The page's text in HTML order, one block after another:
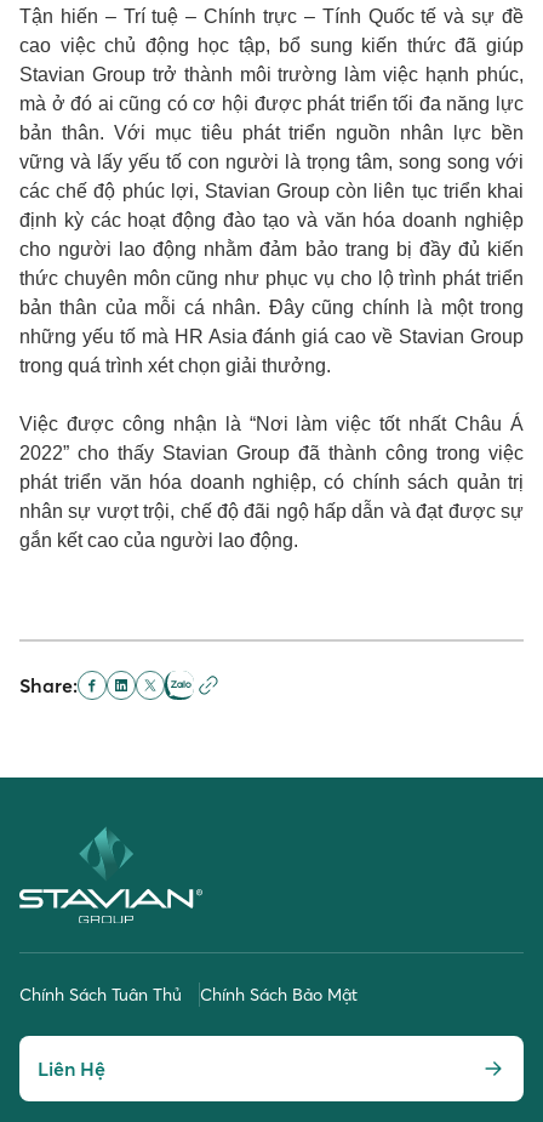
Tận hiến – Trí tuệ – Chính trực – Tính Quốc tế và sự đề
cao việc chủ động học tập, bổ sung kiến thức đã giúp
Stavian Group trở thành môi trường làm việc hạnh phúc,
mà ở đó ai cũng có cơ hội được phát triển tối đa năng lực
bản thân. Với mục tiêu phát triển nguồn nhân lực bền
vững và lấy yếu tố con người là trọng tâm, song song với
các chế độ phúc lợi, Stavian Group còn liên tục triển khai
định kỳ các hoạt động đào tạo và văn hóa doanh nghiệp
cho người lao động nhằm đảm bảo trang bị đầy đủ kiến
thức chuyên môn cũng như phục vụ cho lộ trình phát triển
bản thân của mỗi cá nhân. Đây cũng chính là một trong
những yếu tố mà HR Asia đánh giá cao về Stavian Group
trong quá trình xét chọn giải thưởng.
Việc được công nhận là “Nơi làm việc tốt nhất Châu Á
2022” cho thấy Stavian Group đã thành công trong việc
phát triển văn hóa doanh nghiệp, có chính sách quản trị
nhân sự vượt trội, chế độ đãi ngộ hấp dẫn và đạt được sự
gắn kết cao của người lao động.
Share:
Chính Sách Tuân Thủ Chính Sách Bảo Mật
Liên Hệ